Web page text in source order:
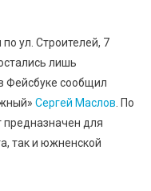
После
Открытие
Новой
ул. Строителей, 7
лишь
Фейсбуке сообщил
Сергей Маслов . По
предназначен для
так и южненской